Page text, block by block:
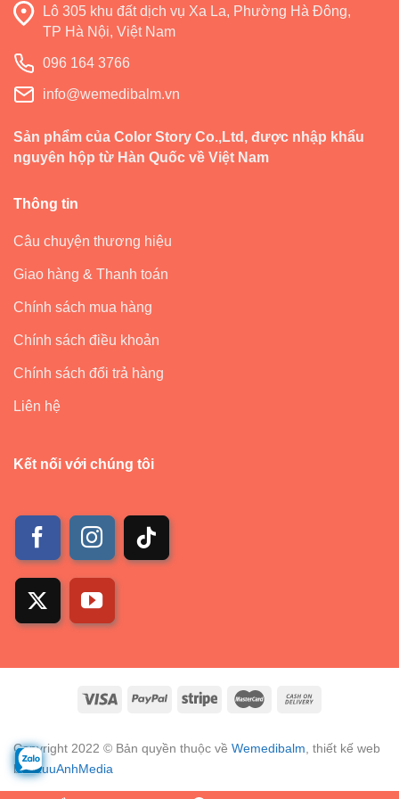
Lô 305 khu đất dịch vụ Xa La, Phường Hà Đông,
TP Hà Nội, Việt Nam
096 164 3766
info@wemedibalm.vn
Sản phẩm của Color Story Co.,Ltd, được nhập khẩu
nguyên hộp từ Hàn Quốc về Việt Nam
Thông tin
Câu chuyện thương hiệu
Giao hàng & Thanh toán
Chính sách mua hàng
Chính sách điều khoản
Chính sách đổi trả hàng
Liên hệ
Kết nối với chúng tôi
Copyright 2022 © Bản quyền thuộc về Wemedibalm , thiết kế web
bởiLuuAnhMedia